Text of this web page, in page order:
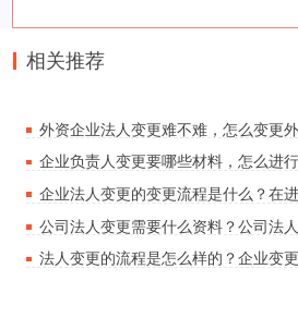
没有太大的要求，只要公司是
司法人也是正常在运营公司的
以进行执照的变更，所以各位
（3 ）总结
上文主要讲解了营业执照
相关推荐
外资企业法人变更难不难，怎么变更
企业负责人变更要哪些材料，怎么进